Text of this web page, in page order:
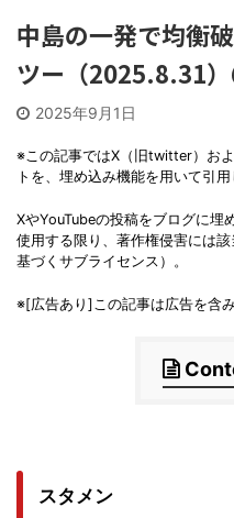
中島の一発で均衡
ツー（2025.8.31
2025年9月1日
※この記事ではX（旧twitter）お
トを、埋め込み機能を用いて引用
XやYouTubeの投稿をブログに埋
使用する限り、著作権侵害には
基づくサブライセンス）。
※[広告あり]この記事は広告を含み
スタメン